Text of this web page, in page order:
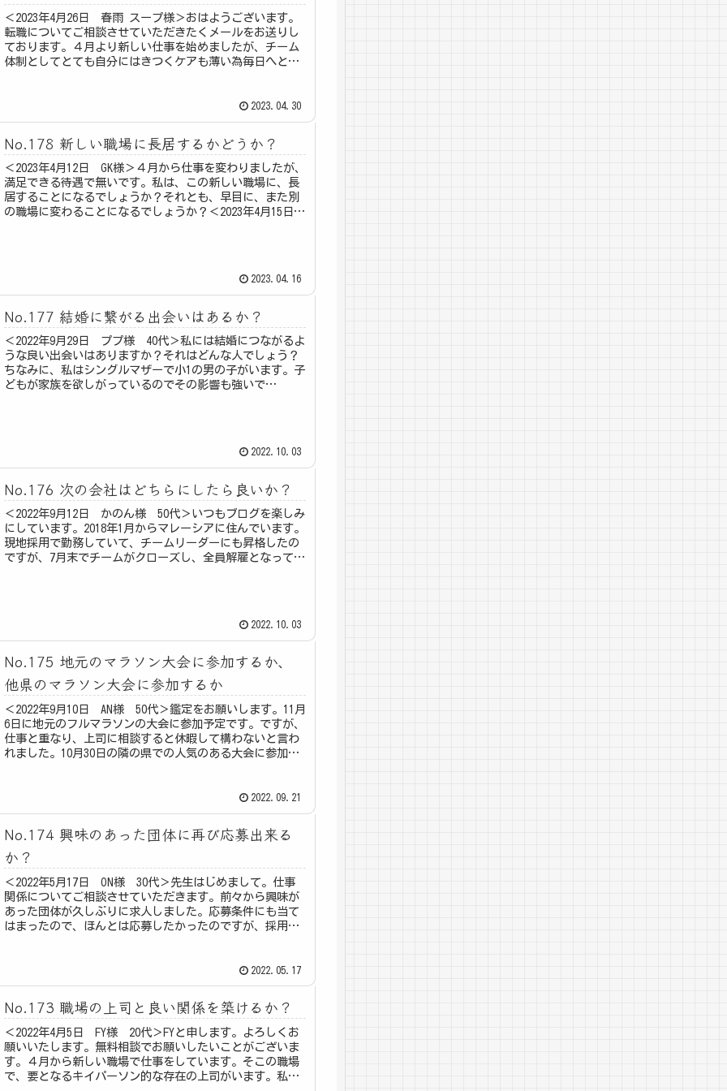
＜2023年4月26日 春雨 スープ様＞おはようございます。
転職についてご相談させていただきたくメールをお送りし
ております。４月より新しい仕事を始めましたが、チーム
体制としてとても自分にはきつくケアも薄い為毎日へとへ
2023.04.30
No.178 新しい職場に長居するかどうか？
＜2023年4月12日 GK様＞４月から仕事を変わりましたが、
満足できる待遇で無いです。私は、この新しい職場に、長
居することになるでしょうか？それとも、早目に、また別
の職場に変わることになるでしょうか？＜2023年4月15日
2023.04.16
No.177 結婚に繋がる出会いはあるか？
＜2022年9月29日 ププ様 40代＞私には結婚につながるよ
うな良い出会いはありますか？それはどんな人でしょう？
ちなみに、私はシングルマザーで小1の男の子がいます。子
どもが家族を欲しがっているのでその影響も強いで
2022.10.03
No.176 次の会社はどちらにしたら良いか？
＜2022年9月12日 かのん様 50代＞いつもブログを楽しみ
にしています。2018年1月からマレーシアに住んでいます。
現地採用で勤務していて、チームリーダーにも昇格したの
ですが、7月末でチームがクローズし、全員解雇となってし
2022.10.03
No.175 地元のマラソン大会に参加するか、
他県のマラソン大会に参加するか
＜2022年9月10日 AN様 50代＞鑑定をお願いします。11月
6日に地元のフルマラソンの大会に参加予定です。ですが、
仕事と重なり、上司に相談すると休暇して構わないと言わ
れました。10月30日の隣の県での人気のある大会に参加し
2022.09.21
No.174 興味のあった団体に再び応募出来る
か？
＜2022年5月17日 ON様 30代＞先生はじめまして。仕事
関係についてご相談させていただきます。前々から興味が
あった団体が久しぶりに求人しました。応募条件にも当て
はまったので、ほんとは応募したかったのですが、採用日
2022.05.17
No.173 職場の上司と良い関係を築けるか？
＜2022年4月5日 FY様 20代＞FYと申します。よろしくお
願いいたします。無料相談でお願いしたいことがございま
す。４月から新しい職場で仕事をしています。そこの職場
で、要となるキイパーソン的な存在の上司がいます。私は